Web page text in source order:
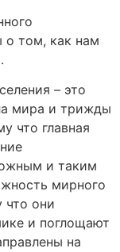
о том, как нам
– это
мира и трижды
что главная
и таким
мирного
что они
и поглощают
на